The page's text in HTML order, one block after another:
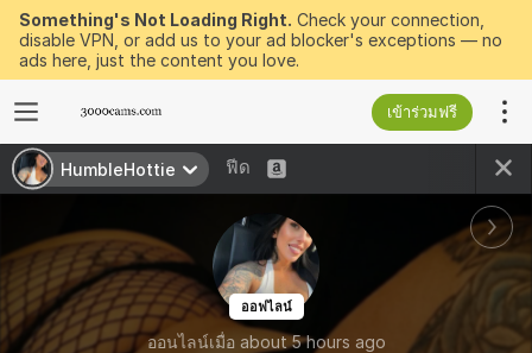
Something's Not Loading Right. Check your connection,
disable VPN, or add us to your ad blocker's exceptions — no
ads here, just the content you love.
เข้าร่วมฟรี
HumbleHottie ฟีด
ออฟไลน์
ออนไลน์เมื่อ about 5 hours ago